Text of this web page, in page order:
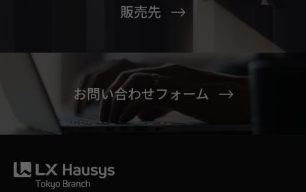
販売先
お問い合わせフォーム